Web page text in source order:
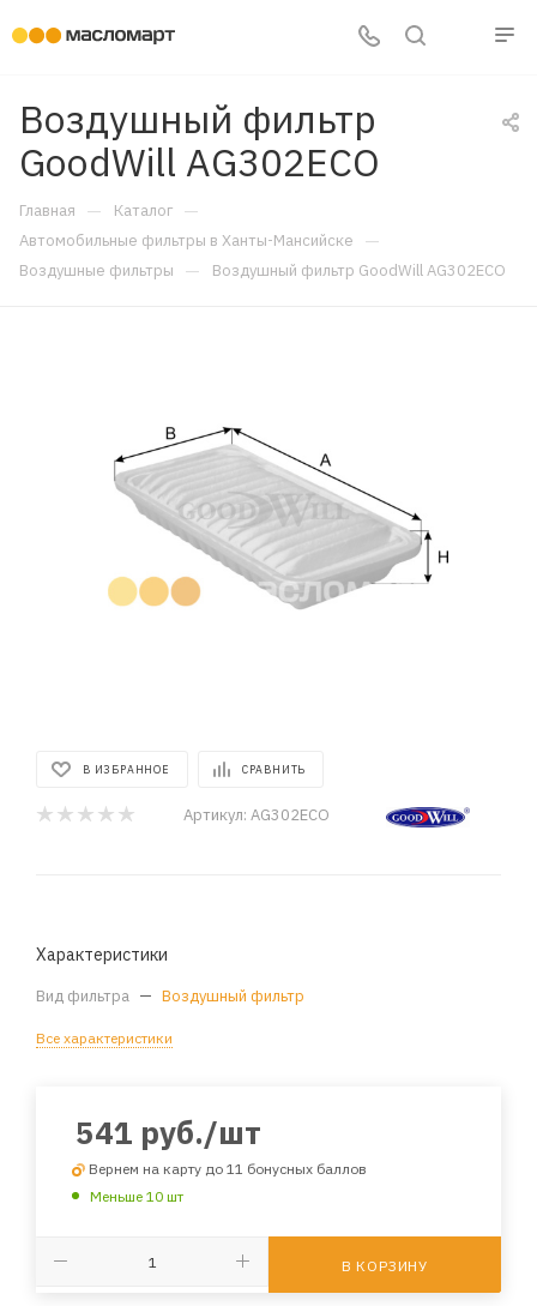
Воздушный фильтр
GoodWill AG302ECO
Главная — Каталог —
Автомобильные фильтры в Ханты-Мансийске —
Воздушные фильтры — Воздушный фильтр GoodWill AG302ECO
В ИЗБРАННОЕ СРАВНИТЬ
Артикул: AG302ECO
Характеристики
Вид фильтра — Воздушный фильтр
Все характеристики
541 руб./шт
Вернем на карту до 11 бонусных баллов
Меньше 10 шт
В КОРЗИНУ